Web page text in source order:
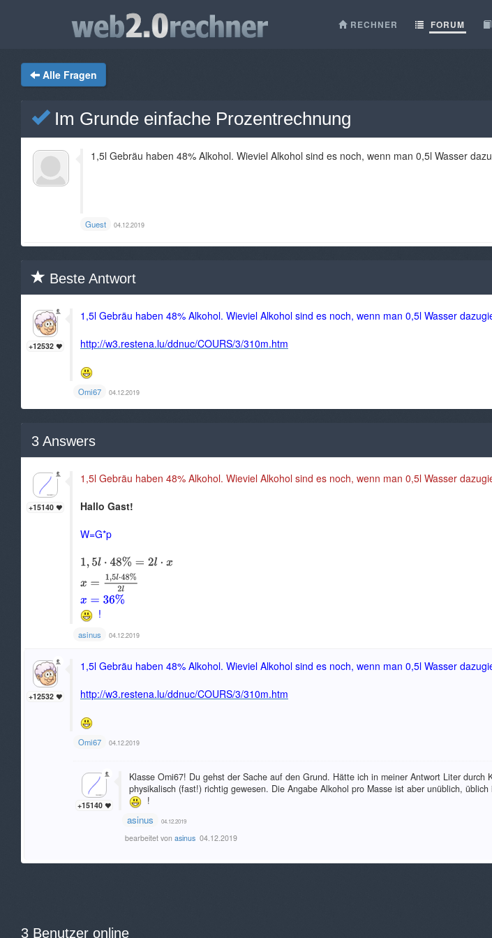
RECHNER FORUM
Alle Fragen
Im Grunde einfache Prozentrechnung
1,5l Gebräu haben 48% Alkohol. Wieviel Alkohol sind es noch, wenn man 0,5l Wasser
Guest 04.12.2019
Beste Antwort
+12532
1,5l Gebräu haben 48% Alkohol. Wieviel Alkohol sind es noch, wenn man 0,5l Wasser
http://w3.restena.lu/ddnuc/COURS/3/310m.htm
Omi67 04.12.2019
3 Answers
+15140
1,5l Gebräu haben 48% Alkohol. Wieviel Alkohol sind es noch, wenn man 0,5l Wasser
Hallo Gast!
W=G*p
!
asinus 04.12.2019
+12532
1,5l Gebräu haben 48% Alkohol. Wieviel Alkohol sind es noch, wenn man 0,5l Wasser
http://w3.restena.lu/ddnuc/COURS/3/310m.htm
Omi67 04.12.2019
+15140
Klasse Omi67! Du gehst der Sache auf den Grund. Hätte ich in meiner Antwort Liter durch
physikalisch (fast!) richtig gewesen. Die Angabe Alkohol pro Masse ist aber unüblich, üblich
!
asinus 04.12.2019
bearbeitet von asinus 04.12.2019
3 Benutzer online